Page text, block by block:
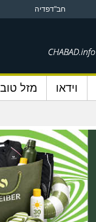
חב"דפדיה
וידאו מזל טוב